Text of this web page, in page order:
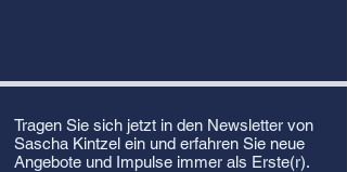
Tragen Sie sich jetzt in den Newsletter von
Sascha Kintzel ein und erfahren Sie neue
Angebote und Impulse immer als Erste(r).